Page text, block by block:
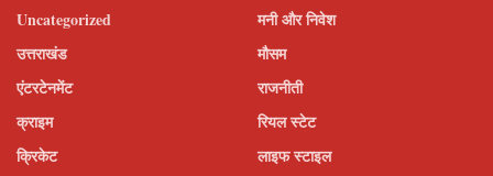
Uncategorized
उत्तराखंड
एंटरटेनमेंट
क्राइम
क्रिकेट
मनी और निवेश
मौसम
राजनीती
रियल स्टेट
लाइफ स्टाइल